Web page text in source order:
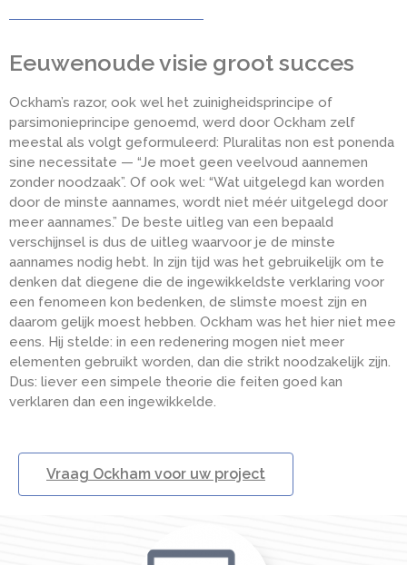
Eeuwenoude visie groot succes
Ockham’s razor, ook wel het zuinigheidsprincipe of
parsimonieprincipe genoemd, werd door Ockham zelf
meestal als volgt geformuleerd: Pluralitas non est ponenda
sine necessitate — “Je moet geen veelvoud aannemen
zonder noodzaak”. Of ook wel: “Wat uitgelegd kan worden
door de minste aannames, wordt niet méér uitgelegd door
meer aannames.” De beste uitleg van een bepaald
verschijnsel is dus de uitleg waarvoor je de minste
aannames nodig hebt. In zijn tijd was het gebruikelijk om te
denken dat diegene die de ingewikkeldste verklaring voor
een fenomeen kon bedenken, de slimste moest zijn en
daarom gelijk moest hebben. Ockham was het hier niet mee
eens. Hij stelde: in een redenering mogen niet meer
elementen gebruikt worden, dan die strikt noodzakelijk zijn.
Dus: liever een simpele theorie die feiten goed kan
verklaren dan een ingewikkelde.
Vraag Ockham voor uw project